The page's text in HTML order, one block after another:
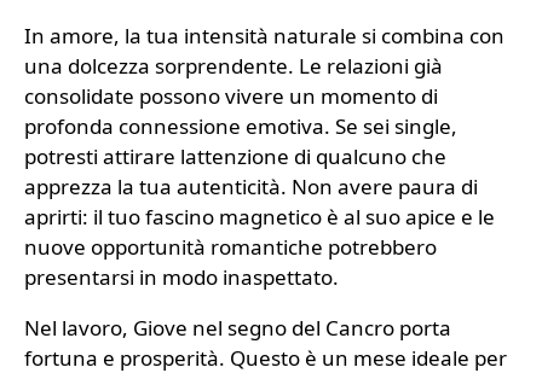
In amore, la tua intensità naturale si combina con
una dolcezza sorprendente. Le relazioni già
consolidate possono vivere un momento di
profonda connessione emotiva. Se sei single,
potresti attirare lattenzione di qualcuno che
apprezza la tua autenticità. Non avere paura di
aprirti: il tuo fascino magnetico è al suo apice e le
nuove opportunità romantiche potrebbero
presentarsi in modo inaspettato.
Nel lavoro, Giove nel segno del Cancro porta
fortuna e prosperità. Questo è un mese ideale per